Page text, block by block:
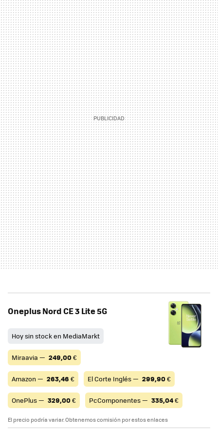
Oneplus Nord CE 3 Lite 5G
Hoy sin stock en MediaMarkt
Miraavia — 249,00€
Amazon — 263,46 € El Corte Inglés — 299,90€
OnePlus — 329,00€ PcComponentes — 335,04€
El precio podría variar. Obtenemos comisión por estos enlaces